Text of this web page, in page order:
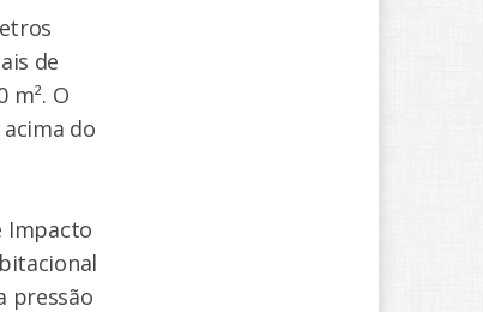
de
m². O
do
Impacto
pressão